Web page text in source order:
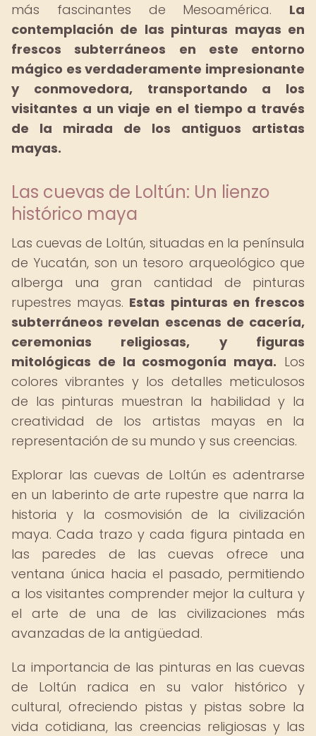
más fascinantes de Mesoamérica. La
contemplación de las pinturas mayas en
frescos subterráneos en este entorno
mágico es verdaderamente impresionante
y conmovedora, transportando a los
visitantes a un viaje en el tiempo a través
de la mirada de los antiguos artistas
mayas.
Las cuevas de Loltún: Un lienzo
histórico maya
Las cuevas de Loltún, situadas en la península
de Yucatán, son un tesoro arqueológico que
alberga una gran cantidad de pinturas
rupestres mayas. Estas pinturas en frescos
subterráneos revelan escenas de cacería,
ceremonias religiosas, y figuras
mitológicas de la cosmogonía maya. Los
colores vibrantes y los detalles meticulosos
de las pinturas muestran la habilidad y la
creatividad de los artistas mayas en la
representación de su mundo y sus creencias.
Explorar las cuevas de Loltún es adentrarse
en un laberinto de arte rupestre que narra la
historia y la cosmovisión de la civilización
maya. Cada trazo y cada figura pintada en
las paredes de las cuevas ofrece una
ventana única hacia el pasado, permitiendo
a los visitantes comprender mejor la cultura y
el arte de una de las civilizaciones más
avanzadas de la antigüedad.
La importancia de las pinturas en las cuevas
de Loltún radica en su valor histórico y
cultural, ofreciendo pistas y pistas sobre la
vida cotidiana, las creencias religiosas y las